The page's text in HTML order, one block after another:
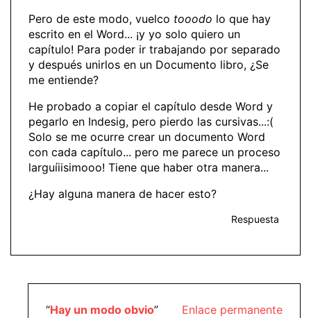
Pero de este modo, vuelco tooodo lo que hay
escrito en el Word... ¡y yo solo quiero un
capítulo! Para poder ir trabajando por separado
y después unirlos en un Documento libro, ¿Se
me entiende?
He probado a copiar el capítulo desde Word y
pegarlo en Indesig, pero pierdo las cursivas...:(
Solo se me ocurre crear un documento Word
con cada capítulo... pero me parece un proceso
larguíiisimooo! Tiene que haber otra manera...
¿Hay alguna manera de hacer esto?
Respuesta
Enlace permanente
“Hay un modo obvio”